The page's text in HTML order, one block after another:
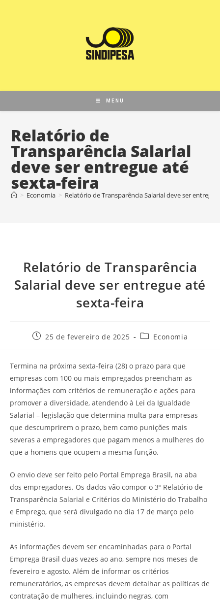
MENU
Relatório de
Transparência Salarial
deve ser entregue até
sexta-feira
> Economia > Relatório de Transparência Salarial deve ser
Relatório de Transparência
Salarial deve ser entregue até
sexta-feira
25 de fevereiro de 2025 Economia
Termina na próxima sexta-feira (28) o prazo para que
empresas com 100 ou mais empregados preencham as
informações com critérios de remuneração e ações para
promover a diversidade, atendendo à Lei da Igualdade
Salarial – legislação que determina multa para empresas
que descumprirem o prazo, bem como punições mais
severas a empregadores que pagam menos a mulheres do
que a homens que ocupem a mesma função.
O envio deve ser feito pelo Portal Emprega Brasil, na aba
dos empregadores. Os dados vão compor o 3º Relatório de
Transparência Salarial e Critérios do Ministério do Trabalho
e Emprego, que será divulgado no dia 17 de março pelo
ministério.
As informações devem ser encaminhadas para o Portal
Emprega Brasil duas vezes ao ano, sempre nos meses de
fevereiro e agosto. Além de informar os critérios
remuneratórios, as empresas devem detalhar as políticas de
contratação de mulheres, incluindo negras, com